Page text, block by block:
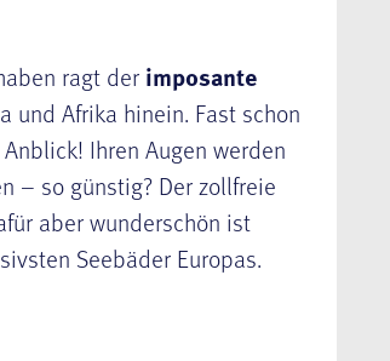
ragt der imposante
und Afrika hinein. Fast schon
Ihren Augen werden
– so günstig? Der zollfreie
aber wunderschön ist
Seebäder Europas.